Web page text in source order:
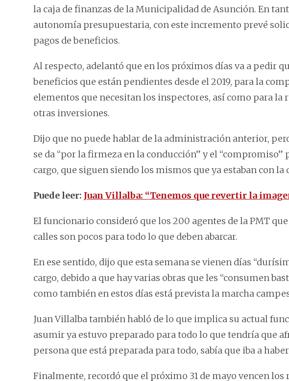
la caja de finanzas de la Municipalidad de Asunción. En
autonomía presupuestaria, con este incremento prevé
pagos de beneficios.
Al respecto, adelantó que en los próximos días va a pedir
beneficios que están pendientes desde el 2019, para la
elementos que necesitan los inspectores, así como para la
otras inversiones.
Dijo que no puede hablar de la administración anterior,
se da “por la firmeza en la conducción” y el “compromiso”
cargo, que siguen siendo los mismos que ya estaban con
Puede leer: Juan Villalba: “Tenemos que revertir la
El funcionario consideró que los 200 agentes de la PMT
calles son pocos para todo lo que deben abarcar.
En ese sentido, dijo que esta semana se vienen días
cargo, debido a que hay varias obras que les “consumen
como también en estos días está prevista la marcha
Juan Villalba también habló de lo que implica su actual
asumir ya estuvo preparado para todo lo que tendría que
persona que está preparada para todo, sabía que iba a
Finalmente, recordó que el próximo 31 de mayo vencen los